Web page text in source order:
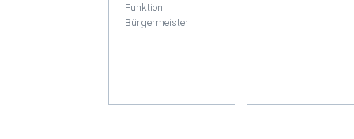
Funktion:
Bürgermeister